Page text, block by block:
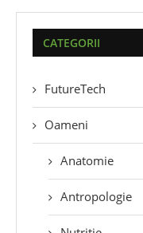
CATEGORII
FutureTech
Oameni
Anatomie
Antropologie